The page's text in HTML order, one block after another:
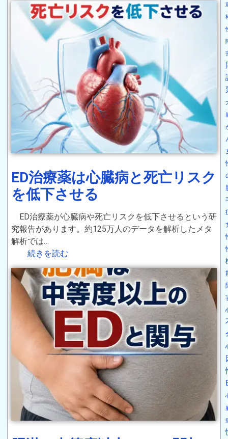
ED治療薬は心臓病と死亡リスク
を低下させる
ED治療薬が心臓病や死亡リスクを低下させるという研
究報告があります。約125万人のデータを解析したメタ
解析では…
続きを読む